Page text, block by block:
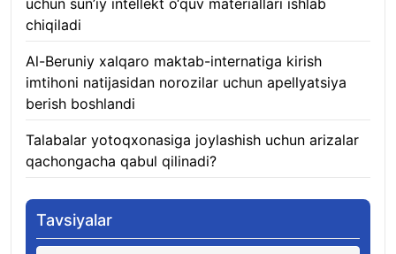
uchun sun’iy intellekt o‘quv materiallari ishlab
chiqiladi
Al-Beruniy xalqaro maktab-internatiga kirish
imtihoni natijasidan norozilar uchun apellyatsiya
berish boshlandi
Talabalar yotoqxonasiga joylashish uchun arizalar
qachongacha qabul qilinadi?
Tavsiyalar